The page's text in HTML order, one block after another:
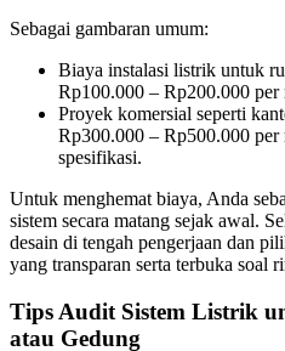
Sebagai gambaran umum:
Biaya instalasi listrik untuk
Rp100.000 – Rp200.000 per
Proyek komersial seperti
Rp300.000 – Rp500.000 per
spesifikasi.
Untuk menghemat biaya, Anda
sistem secara matang sejak awal.
desain di tengah pengerjaan dan
yang transparan serta terbuka soal
Tips Audit Sistem Listrik
atau Gedung